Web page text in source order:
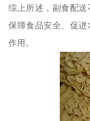
综上所述，副食配
保障食品安全、促
作用。